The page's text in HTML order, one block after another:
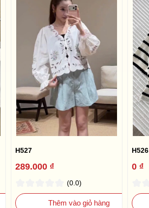
H527
289.000 ₫
(0.0)
Thêm vào giỏ hàng
H526
0 ₫